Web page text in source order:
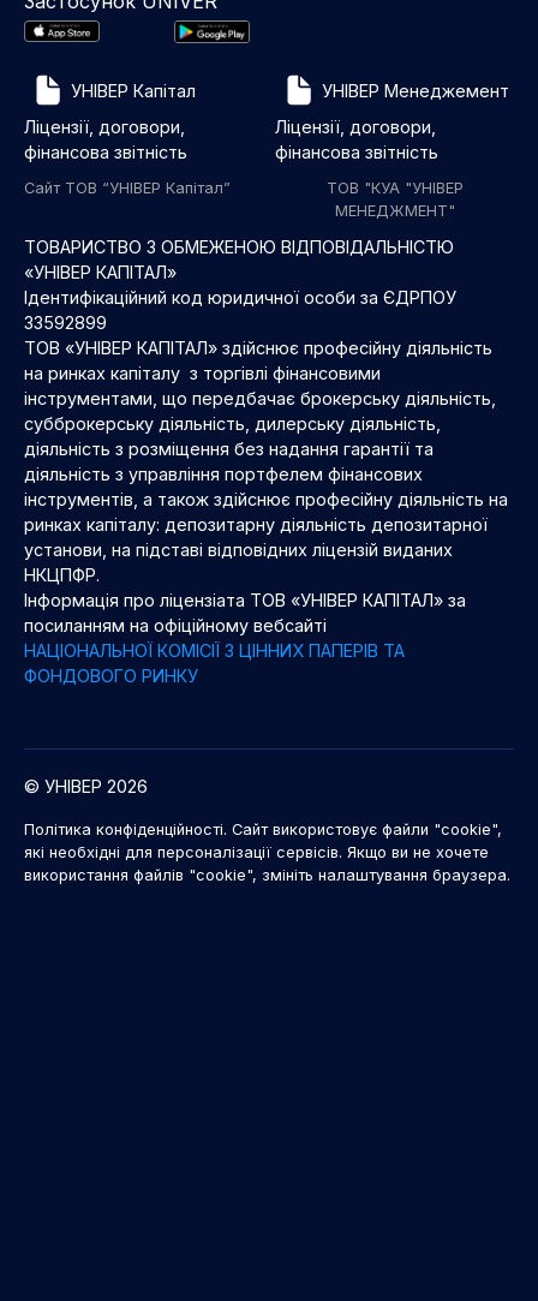
УНІВЕР Капітал
Ліцензії, договори,
фінансова звітність
Сайт ТОВ “УНІВЕР Капітал”
УНІВЕР Менеджемент
Ліцензії, договори,
фінансова звітність
ТОВ "КУА "УНІВЕР
МЕНЕДЖМЕНТ"
ТОВАРИСТВО З ОБМЕЖЕНОЮ ВІДПОВІДАЛЬНІСТЮ
«УНІВЕР КАПІТАЛ»
Ідентифікаційний код юридичної особи за ЄДРПОУ
33592899
ТОВ «УНІВЕР КАПІТАЛ» здійснює професійну діяльність
на ринках капіталу з торгівлі фінансовими
інструментами, що передбачає брокерську діяльність,
субброкерську діяльність, дилерську діяльність,
діяльність з розміщення без надання гарантії та
діяльність з управління портфелем фінансових
інструментів, а також здійснює професійну діяльність на
ринках капіталу: депозитарну діяльність депозитарної
установи, на підставі відповідних ліцензій виданих
НКЦПФР.
Інформація про ліцензіата ТОВ «УНІВЕР КАПІТАЛ» за
посиланням на офіційному вебсайті
НАЦІОНАЛЬНОЇ КОМІСІЇ З ЦІННИХ ПАПЕРІВ ТА
ФОНДОВОГО РИНКУ
© УНІВЕР 2026
Політика конфіденційності. Сайт використовує файли "cookie",
які необхідні для персоналізації сервісів. Якщо ви не хочете
використання файлів "cookie", змініть налаштування браузера.